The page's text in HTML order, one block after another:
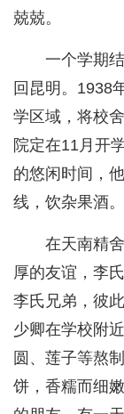
兢兢。
一个学期
回昆明。1938
学区域，将校
院定在11月开
的悠闲时间，
线，饮杂果酒。
在天南精
厚的友谊，李
李氏兄弟，彼
少卿在学校附
圆、莲子等熬
饼，香糯而细